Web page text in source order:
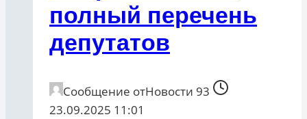
полный перечень
депутатов
Сообщение отНовости 93
23.09.2025 11:01